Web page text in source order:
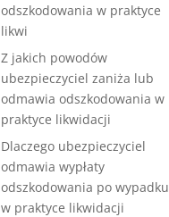
odszkodowania w praktyce
likwi
Z jakich powodów
ubezpieczyciel zaniża lub
odmawia odszkodowania w
praktyce likwidacji
Dlaczego ubezpieczyciel
odmawia wypłaty
odszkodowania po wypadku
w praktyce likwidacji